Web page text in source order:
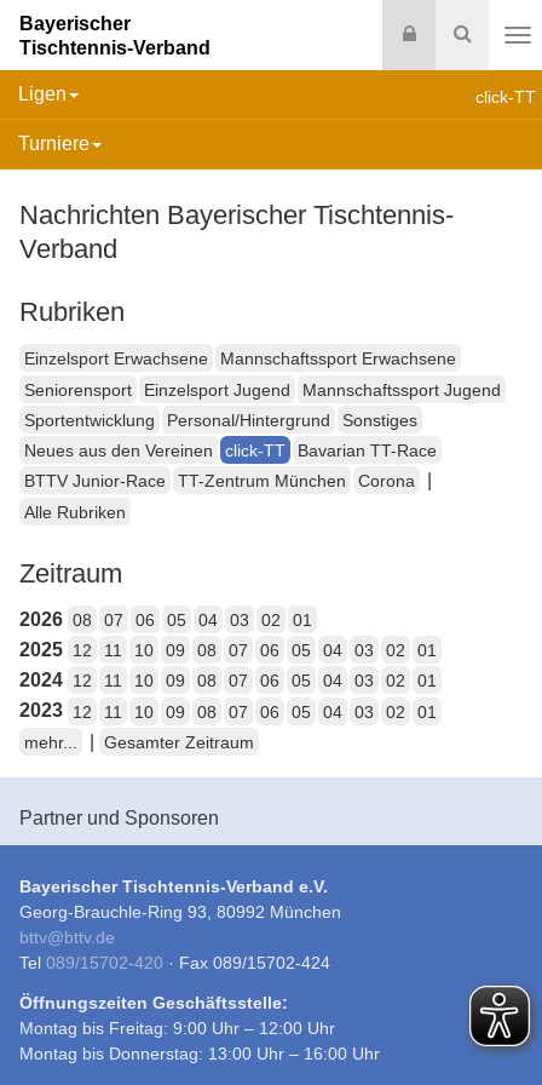
Suche
Login
Bayerischer
Tischtennis-Verband
click-TT
Ligen
Turniere
Nachrichten Bayerischer Tischtennis-
Verband
Rubriken
Einzelsport Erwachsene
Mannschaftssport Erwachsene
Seniorensport
Einzelsport Jugend
Mannschaftssport Jugend
Sportentwicklung
Personal/Hintergrund
Sonstiges
Neues aus den Vereinen
click-TT
Bavarian TT-Race
BTTV Junior-Race
TT-Zentrum München Corona
Alle Rubriken
Zeitraum
2026 08 07 06 05 04 03 02 01
2025 12 11 10 09 08 07 06 05 04 03 02 01
2024 12 11 10 09 08 07 06 05 04 03 02 01
2023 12 11 10 09 08 07 06 05 04 03 02
01
mehr...
Gesamter Zeitraum
Partner und Sponsoren
Bayerischer Tischtennis-Verband e.V.
Georg-Brauchle-Ring 93, 80992 München
bttv@bttv.de
Tel 089/15702-420 · Fax 089/15702-424
Öffnungszeiten Geschäftsstelle:
Montag bis Freitag: 9:00 Uhr – 12:00 Uhr
Montag bis Donnerstag: 13:00 Uhr – 16:00 Uhr